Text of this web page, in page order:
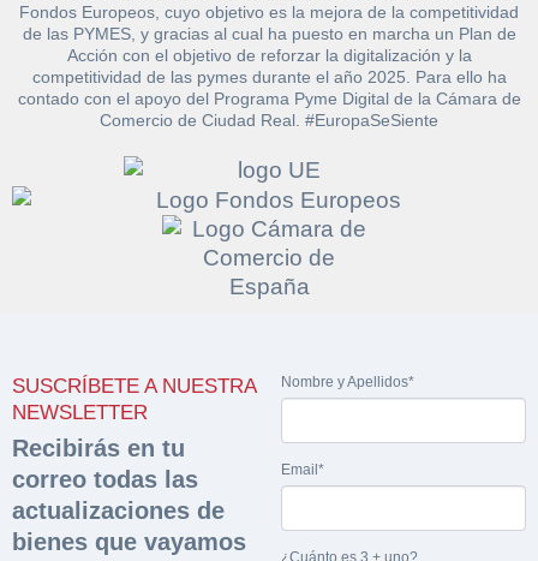
Fondos Europeos, cuyo objetivo es la mejora de la competitividad
de las PYMES, y gracias al cual ha puesto en marcha un Plan de
Acción con el objetivo de reforzar la digitalización y la
competitividad de las pymes durante el año 2025. Para ello ha
contado con el apoyo del Programa Pyme Digital de la Cámara de
Comercio de Ciudad Real. #EuropaSeSiente
SUSCRÍBETE A NUESTRA
NEWSLETTER
Recibirás en tu
correo todas las
actualizaciones de
bienes que vayamos
Nombre y Apellidos*
Email*
¿Cuánto es 3 + uno?
Solicitar
documentación
sobre la peritación
Rellene este formulario y recibirá en su email el
enlace para descargar la documentación
Nombre y Apellidos*
Email*
Hacer Oferta
Teléfono*
Nombre y Apellidos*
Sobre Merfinsa
Venta de bienes muebles
Vehículos